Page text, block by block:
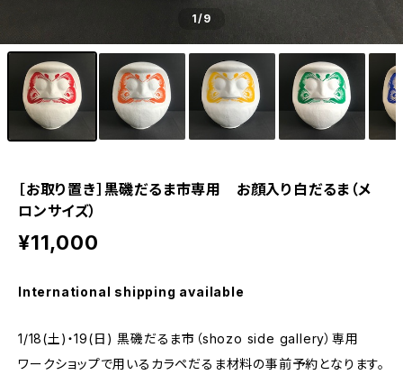
1/9
［お取り置き］黒磯だるま市専用 お顔入り白だるま（メ
ロンサイズ）
¥11,000
International shipping available
1/18(土)・19(日) 黒磯だるま市（shozo side gallery）専用
ワークショップで用いるカラペだるま材料の事前予約となります。